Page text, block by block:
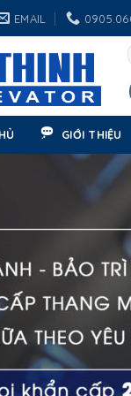
EMAIL
GIỚI THIỆU